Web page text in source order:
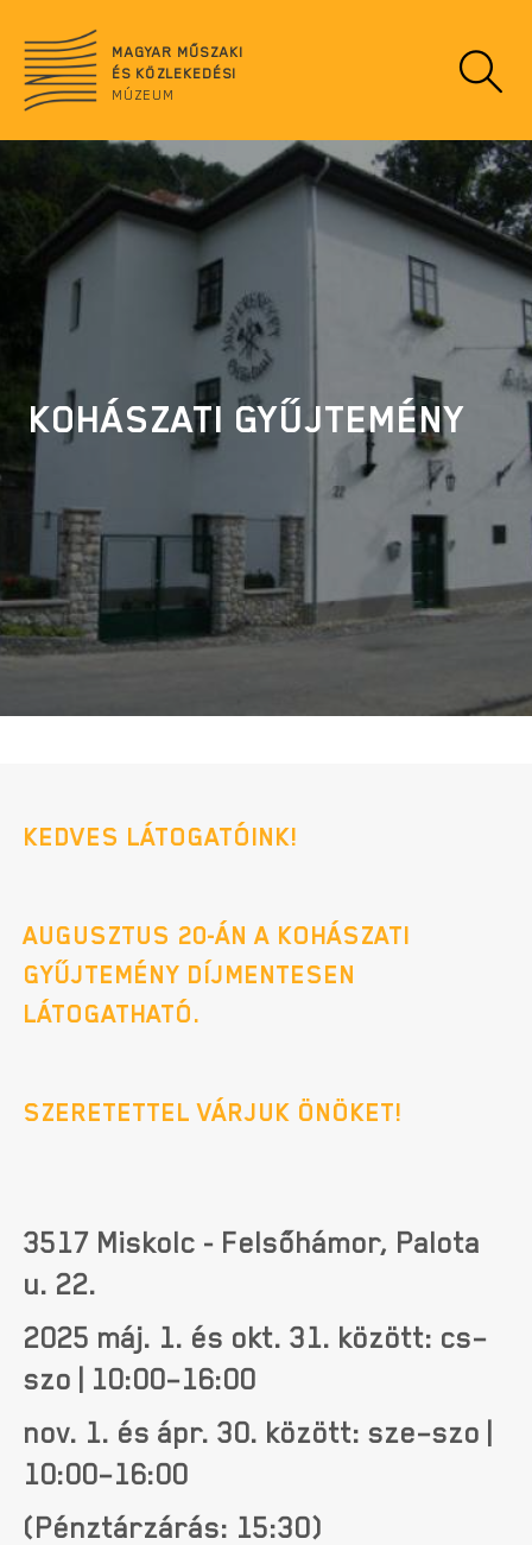
tartalomra
data
MAGYAR MŰSZAKI
ÉS KÖZLEKEDÉSI
MÚZEUM
KOHÁSZATI GYŰJTEMÉNY
KEDVES LÁTOGATÓINK!
AUGUSZTUS 20-ÁN A KOHÁSZATI
GYŰJTEMÉNY DÍJMENTESEN
LÁTOGATHATÓ.
SZERETETTEL VÁRJUK ÖNÖKET!
3517 Miskolc - Felsőhámor, Palota
u. 22.
2025 máj. 1. és okt. 31. között: cs–
szo | 10:00–16:00
nov. 1. és ápr. 30. között: sze–szo |
10:00–16:00
(Pénztárzárás: 15:30)